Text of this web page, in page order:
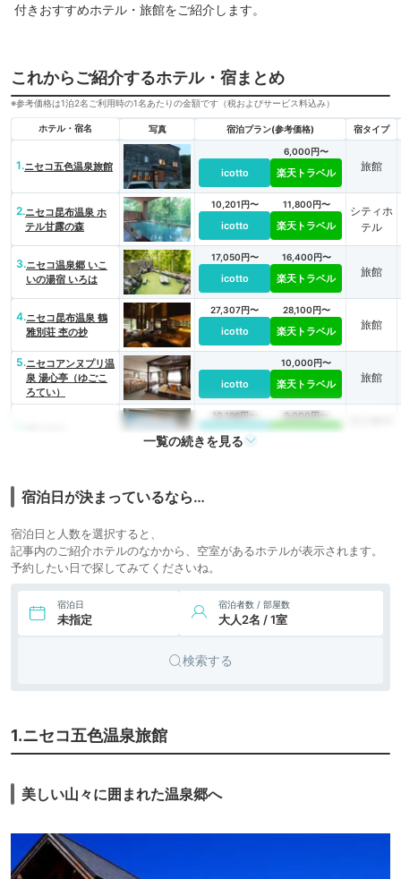
付きおすすめホテル・旅館をご紹介します。
これからご紹介するホテル・宿まとめ
※参考価格は1泊2名ご利用時の1名あたりの金額です（税およびサービス料込み）
ホテル・宿名 写真 宿泊プラン(参考価格) 宿タイプ
1.ニセコ五色温泉旅館 icotto
6,000円〜
楽天トラベル 旅館
2.ニセコ昆布温泉 ホ
テル甘露の森
10,201円〜
icotto
11,800円〜
楽天トラベル
シティホ
テル
3.ニセコ温泉郷 いこ
いの湯宿 いろは
17,050円〜
icotto
16,400円〜
楽天トラベル 旅館
4.ニセコ昆布温泉 鶴
雅別荘 杢の抄
27,307円〜
icotto
28,100円〜
楽天トラベル 旅館
5.ニセコアンヌプリ温
泉 湯心亭（ゆごこ
ろてい）
icotto
10,000円〜
楽天トラベル 旅館
10,196円〜
icotto
9,000円〜
ホテル ひらふ亭
一覧の続きを見る
宿泊日が決まっているなら…
宿泊日と人数を選択すると、
記事内のご紹介ホテルのなかから、空室があるホテルが表示されます。
予約したい日で探してみてくださいね。
宿泊日
未指定
宿泊者数 / 部屋数
大人2名 / 1室
検索する
1.ニセコ五色温泉旅館
美しい山々に囲まれた温泉郷へ